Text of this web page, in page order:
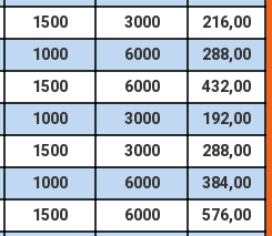
1500 3000
216,00
1000 6000
288,00
1500 6000
432,00
1000 3000
192,00
1500 3000
288,00
1000 6000
384,00
1500 6000
576,00